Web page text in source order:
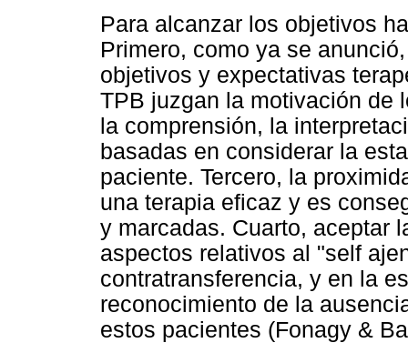
Para alcanzar los objetivos
Primero, como ya se
objetivos y expectativas
TPB juzgan la motivación de
la comprensión, la
basadas en considerar la
paciente. Tercero, la
una terapia eficaz y es
y marcadas. Cuarto, aceptar
aspectos relativos al "self
contratransferencia, y en la
reconocimiento de la
estos pacientes (Fonagy &